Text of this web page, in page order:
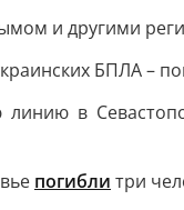
и другими
БПЛА –
линию в
погибли три